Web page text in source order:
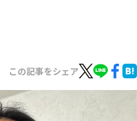
この記事をシェア